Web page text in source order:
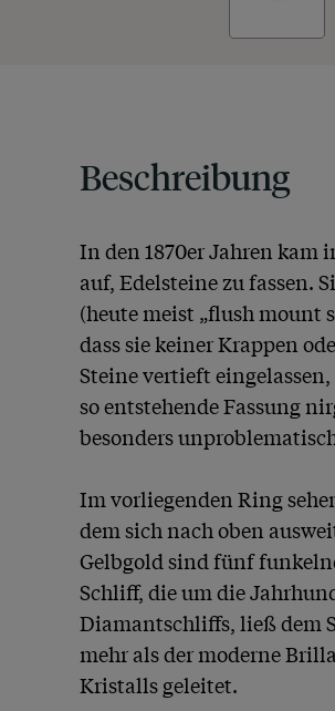
Beschreibung
In den 1870er Jahren kam
auf, Edelsteine zu fassen.
(heute meist „flush mount
dass sie keiner Krappen
Steine vertieft
so entstehende Fassung
besonders
Im vorliegenden Ring
dem sich nach oben
Gelbgold sind fünf
Schliff, die um die
Diamantschliffs, ließ dem
mehr als der moderne
Kristalls geleitet.